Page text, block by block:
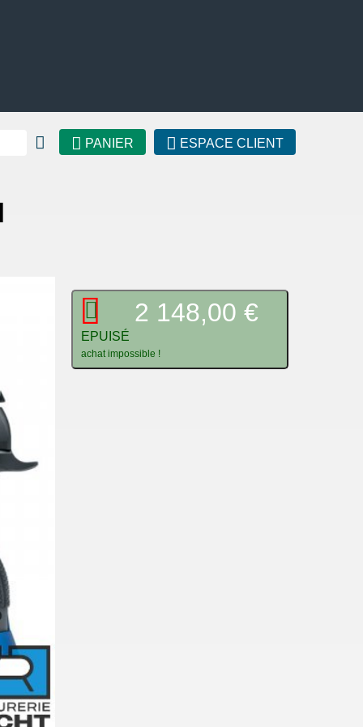
PANIER ESPACE CLIENT
2 148,00 €
EPUISÉ
achat impossible !